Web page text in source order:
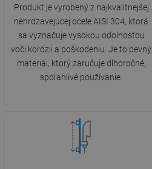
Produkt je vyrobený z najkvalitnejšej
nehrdzavejúcej ocele AISI 304, ktorá
sa vyznačuje vysokou odolnosťou
voči korózii a poškodeniu. Je to pevný
materiál, ktorý zaručuje dlhoročné,
spoľahlivé používanie.